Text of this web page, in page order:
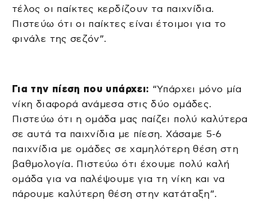
τέλος οι παίκτες κερδίζουν τα παιχνίδια.
Πιστεύω ότι οι παίκτες είναι έτοιμοι για το
φινάλε της σεζόν”.
Για την πίεση που υπάρχει: “Υπάρχει μόνο μία
νίκη διαφορά ανάμεσα στις δύο ομάδες.
Πιστεύω ότι η ομάδα μας παίζει πολύ καλύτερα
σε αυτά τα παιχνίδια με πίεση. Χάσαμε 5-6
παιχνίδια με ομάδες σε χαμηλότερη θέση στη
βαθμολογία. Πιστεύω ότι έχουμε πολύ καλή
ομάδα για να παλέψουμε για τη νίκη και να
πάρουμε καλύτερη θέση στην κατάταξη”.